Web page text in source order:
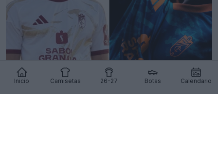
Inicio Camisetas 26-27 Botas Calendario